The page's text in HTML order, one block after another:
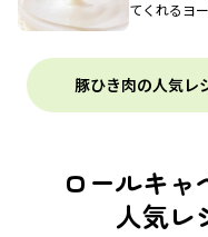
てくれるヨ
豚ひき肉の人気レ
ロールキャ
人気レ